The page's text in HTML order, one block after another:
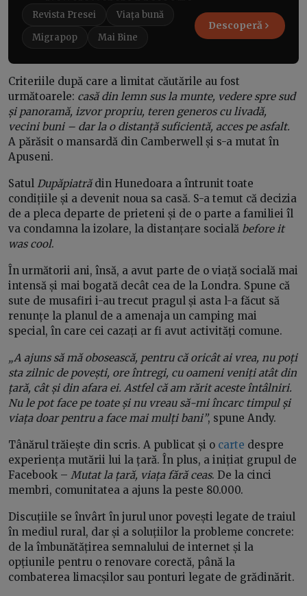
Revista Presei
Viața bună
Migrapop
Mai Bine
Descoperă
Criteriile după care a limitat căutările au fost
următoarele: casă din lemn sus la munte, vedere spre sud
și panoramă, izvor propriu, teren generos cu livadă,
vecini buni – dar la o distanță suficientă, acces pe asfalt.
A părăsit o mansardă din Camberwell și s-a mutat în
Apuseni.
Satul Dupăpiatrădin Hunedoara a întrunit toate
condițiile și a devenit noua sa casă. S-a temut că decizia
de a pleca departe de prieteni și de o parte a familiei îl
va condamna la izolare, la distanțare socială before it
was cool.
În următorii ani, însă, a avut parte de o viață socială mai
intensă și mai bogată decât cea de la Londra. Spune că
sute de musafiri i-au trecut pragul și asta l-a făcut să
renunțe la planul de a amenaja un camping mai
special, în care cei cazați ar fi avut activități comune.
„A ajuns să mă obosească, pentru că oricât ai vrea, nu poți
sta zilnic de povești, ore întregi, cu oameni veniți atât din
țară, cât și din afara ei. Astfel că am rărit aceste întâlniri.
Nu le pot face pe toate și nu vreau să-mi încarc timpul și
viața doar pentru a face mai mulți bani”, spune Andy.
Tânărul trăiește din scris. A publicat și o carte despre
experiența mutării lui la țară. În plus, a inițiat grupul de
Facebook – Mutat la țară, viața fără ceas. De la cinci
membri, comunitatea a ajuns la peste 80.000.
Discuțiile se învârt în jurul unor povești legate de traiul
în mediul rural, dar și a soluțiilor la probleme concrete:
de la îmbunătățirea semnalului de internet și la
opțiunile pentru o renovare corectă, până la
combaterea limacșilor sau ponturi legate de grădinărit.